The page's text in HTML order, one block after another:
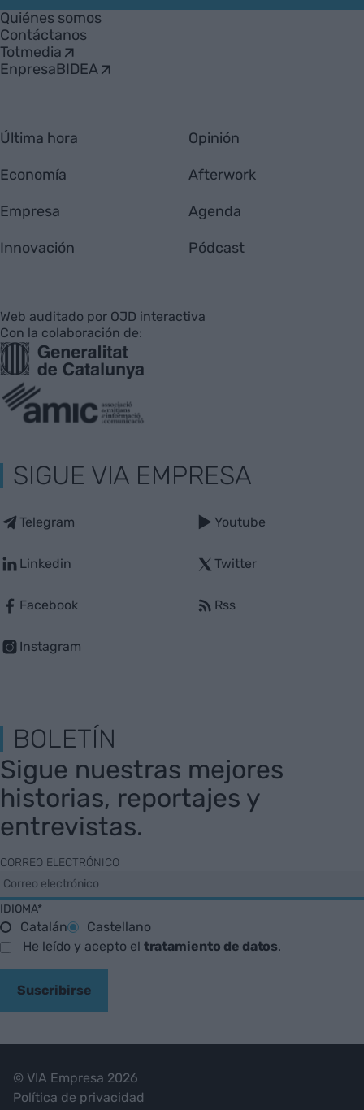
Empresa
Quiénes somos
Contáctanos
Totmedia
EnpresaBIDEA
Última hora
Economía
Empresa
Innovación
Opinión
Afterwork
Agenda
Pódcast
Web auditado por OJD interactiva
Con la colaboración de:
SIGUE VIA EMPRESA
Telegram
Linkedin
Facebook
Instagram
Youtube
Twitter
Rss
BOLETÍN
Sigue nuestras mejores
historias, reportajes y
entrevistas.
CORREO ELECTRÓNICO
IDIOMA*
Catalán
Castellano
He leído y acepto el tratamiento de datos.
Suscribirse
© VIA Empresa 2026
Política de privacidad